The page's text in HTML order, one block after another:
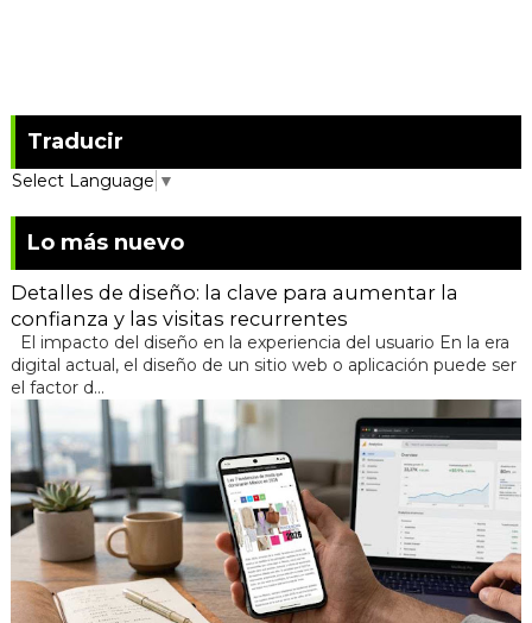
Traducir
Select Language ▼
Lo más nuevo
Detalles de diseño: la clave para aumentar la
confianza y las visitas recurrentes
El impacto del diseño en la experiencia del usuario En la era
digital actual, el diseño de un sitio web o aplicación puede ser
el factor d...